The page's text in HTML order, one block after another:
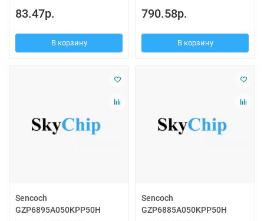
83.47р.
В корзину
790.58р.
В корзину
Sencoch
GZP6895A050KPP50H
Sencoch
GZP6885A050KPP50H